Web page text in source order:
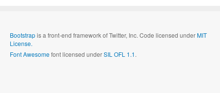
Bootstrapis a front-end framework of Twitter, Inc. Code licensed underMIT
License.
Font Awesomefont licensed underSIL OFL 1.1.